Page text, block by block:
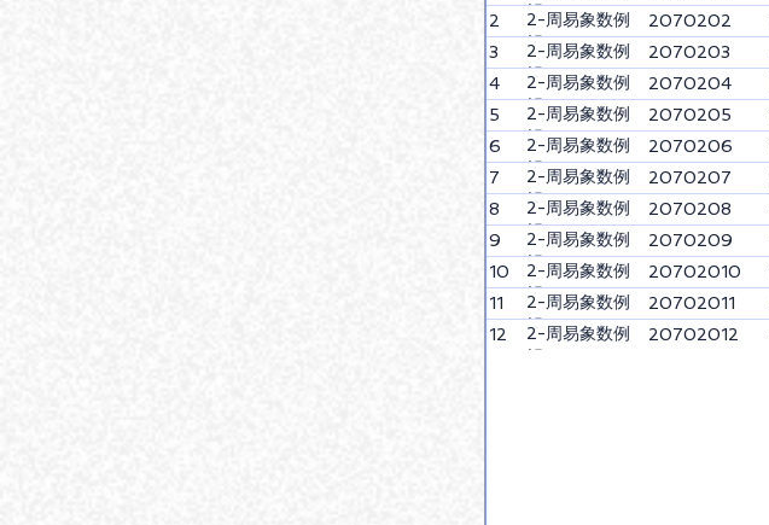
解
2
2-周易象数例
解
2070202
3
2-周易象数例
解
2070203
4
2-周易象数例
解
2070204
5
2-周易象数例
解
2070205
6
2-周易象数例
解
2070206
7
2-周易象数例
解
2070207
8
2-周易象数例
解
2070208
9
2-周易象数例
解
2070209
10
2-周易象数例
解
20702010
11
2-周易象数例
解
20702011
12
2-周易象数例
解
20702012